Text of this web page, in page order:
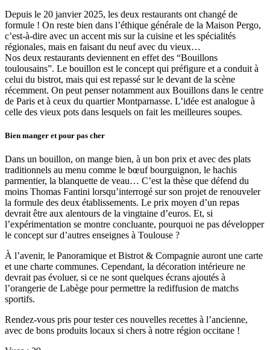
Depuis le 20 janvier 2025, les deux restaurants ont changé de
formule ! On reste bien dans l’éthique générale de la Maison Pergo,
c’est-à-dire avec un accent mis sur la cuisine et les spécialités
régionales, mais en faisant du neuf avec du vieux…
Nos deux restaurants deviennent en effet des “Bouillons
toulousains”. Le bouillon est le concept qui préfigure et a conduit à
celui du bistrot, mais qui est repassé sur le devant de la scène
récemment. On peut penser notamment aux Bouillons dans le centre
de Paris et à ceux du quartier Montparnasse. L’idée est analogue à
celle des vieux pots dans lesquels on fait les meilleures soupes.
Bien manger et pour pas cher
Dans un bouillon, on mange bien, à un bon prix et avec des plats
traditionnels au menu comme le bœuf bourguignon, le hachis
parmentier, la blanquette de veau… C’est la thèse que défend du
moins Thomas Fantini lorsqu’interrogé sur son projet de renouveler
la formule des deux établissements. Le prix moyen d’un repas
devrait être aux alentours de la vingtaine d’euros. Et, si
l’expérimentation se montre concluante, pourquoi ne pas développer
le concept sur d’autres enseignes à Toulouse ?
À l’avenir, le Panoramique et Bistrot & Compagnie auront une carte
et une charte communes. Cependant, la décoration intérieure ne
devrait pas évoluer, si ce ne sont quelques écrans ajoutés à
l’orangerie de Labège pour permettre la rediffusion de matchs
sportifs.
Rendez-vous pris pour tester ces nouvelles recettes à l’ancienne,
avec de bons produits locaux si chers à notre région occitane !